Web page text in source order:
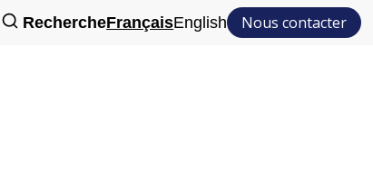
RechercheFrançaisEnglish Nous contacter